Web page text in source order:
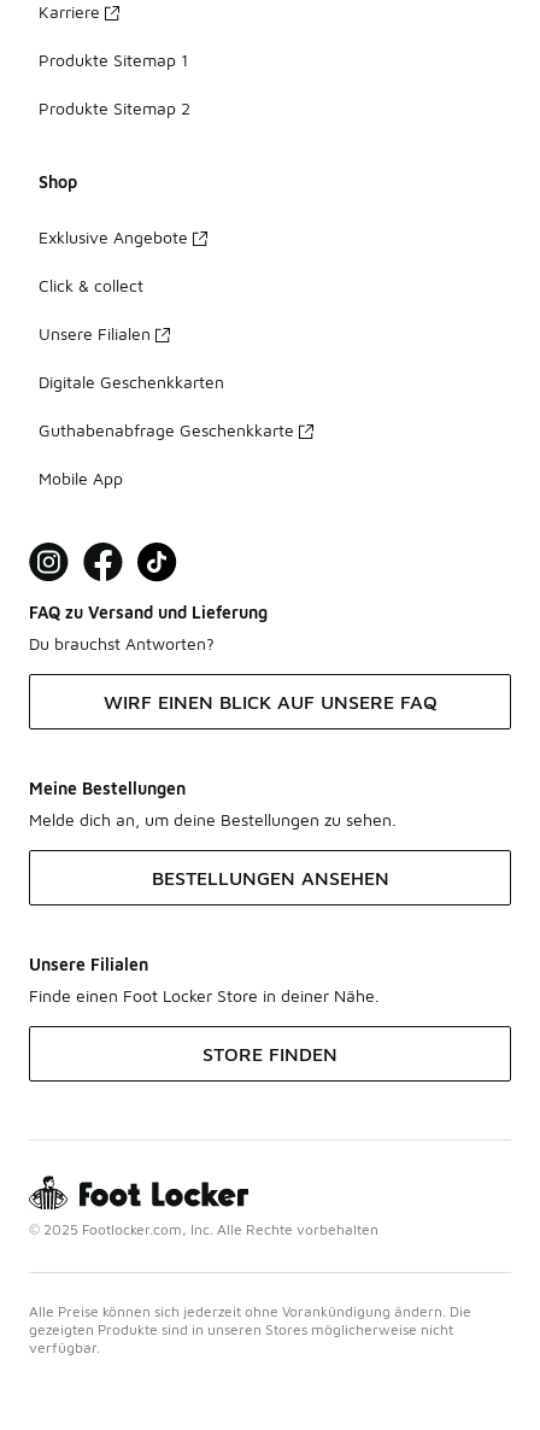
Karriere
Produkte Sitemap 1
Produkte Sitemap 2
Shop
Exklusive Angebote
Click & collect
Unsere Filialen
Digitale Geschenkkarten
Guthabenabfrage Geschenkkarte
Mobile App
FAQ zu Versand und Lieferung
Du brauchst Antworten?
WIRF EINEN BLICK AUF UNSERE FAQ
Meine Bestellungen
Melde dich an, um deine Bestellungen zu sehen.
BESTELLUNGEN ANSEHEN
Unsere Filialen
Finde einen Foot Locker Store in deiner Nähe.
STORE FINDEN
© 2025 Footlocker.com, Inc. Alle Rechte vorbehalten
Alle Preise können sich jederzeit ohne Vorankündigung ändern. Die
gezeigten Produkte sind in unseren Stores möglicherweise nicht
verfügbar.